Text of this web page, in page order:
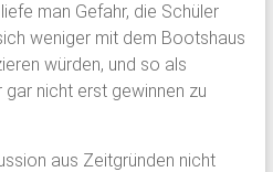
man Gefahr, die Schüler
weniger mit dem Bootshaus
würden, und so als
nicht erst gewinnen zu
aus Zeitgründen nicht